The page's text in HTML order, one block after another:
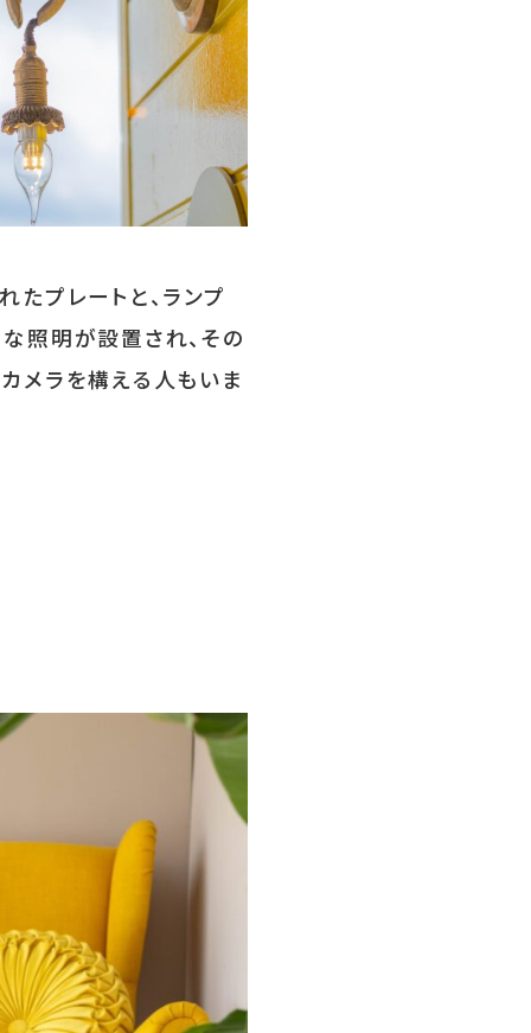
たプレートと、ランプ
照明が設置され、その
メラを構える人もいま